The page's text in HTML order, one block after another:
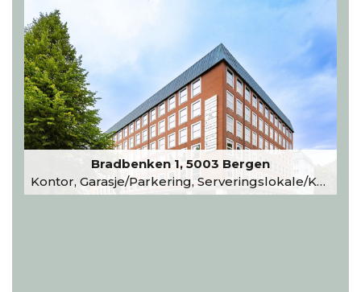
Bradbenken 1, 5003 Bergen
Kontor, Garasje/Parkering, Serveringslokale/Kantine, Undervisning/Arrangement